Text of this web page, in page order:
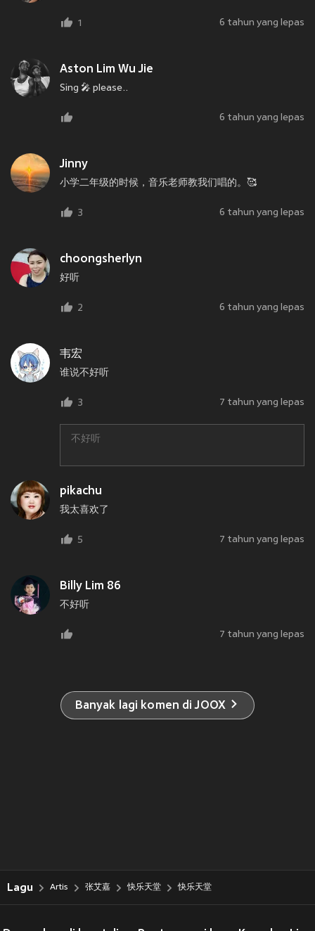
1 6 tahun yang lepas
Aston Lim Wu Jie
Sing 🎤 please..
6 tahun yang lepas
Jinny
小学二年级的时候，音乐老师教我们唱的。🥰
3 6 tahun yang lepas
choongsherlyn
好听
2 6 tahun yang lepas
韦宏
谁说不好听
3 7 tahun yang lepas
不好听
pikachu
我太喜欢了
5 7 tahun yang lepas
Billy Lim 86
不好听
7 tahun yang lepas
Banyak lagi komen di JOOX
Lagu Artis 张艾嘉 快乐天堂 快乐天堂